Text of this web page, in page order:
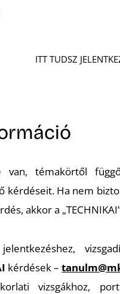
ITT TUDSZ
van, témakörtől
kérdéseit. Ha nem
akkor a
kérdések –
vizsgákhoz,